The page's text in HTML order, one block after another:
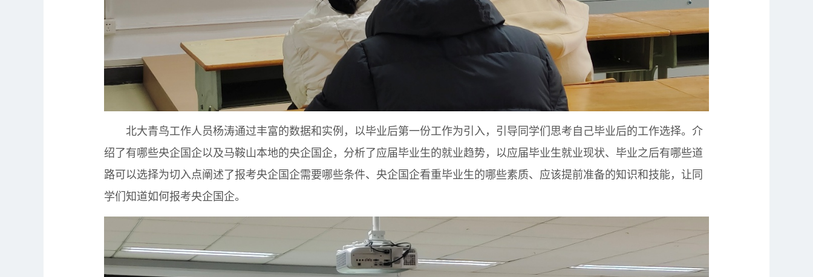
北大青鸟工作人员杨涛通过丰富的数据和实例，以毕业后第一份工作为引入，引导同学们思考自己毕业后的工作选择。介
绍了有哪些央企国企以及马鞍山本地的央企国企，分析了应届毕业生的就业趋势，以应届毕业生就业现状、毕业之后有哪些道
路可以选择为切入点阐述了报考央企国企需要哪些条件、央企国企看重毕业生的哪些素质、应该提前准备的知识和技能，让同
学们知道如何报考央企国企。